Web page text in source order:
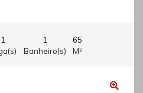
1
1
Banheiro(s)
65
M²